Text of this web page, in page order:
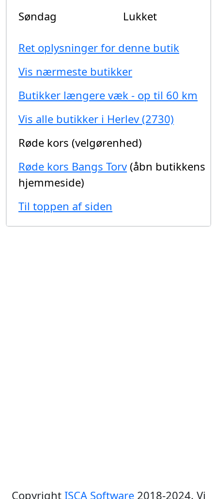
Søndag
Lukket
Ret oplysninger for denne butik
Vis nærmeste butikker
Butikker længere væk - op til 60 km
Vis alle butikker i Herlev (2730)
Røde kors (velgørenhed)
Røde kors Bangs Torv (åbn butikkens
hjemmeside)
Til toppen af siden
Copyright ISCA Software2018-2024. Vi